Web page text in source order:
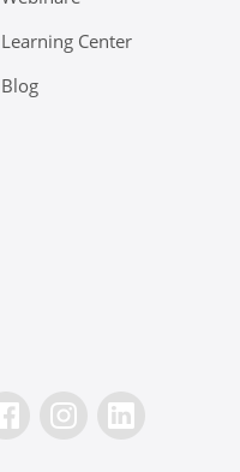
Learning Center
Blog